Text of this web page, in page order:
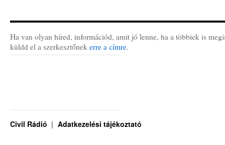
Ha van olyan híred, információd, amit jó lenne, ha a többiek is
küldd el a szerkesztőnek erre a címre.
Civil Rádió Adatkezelési tájékoztató